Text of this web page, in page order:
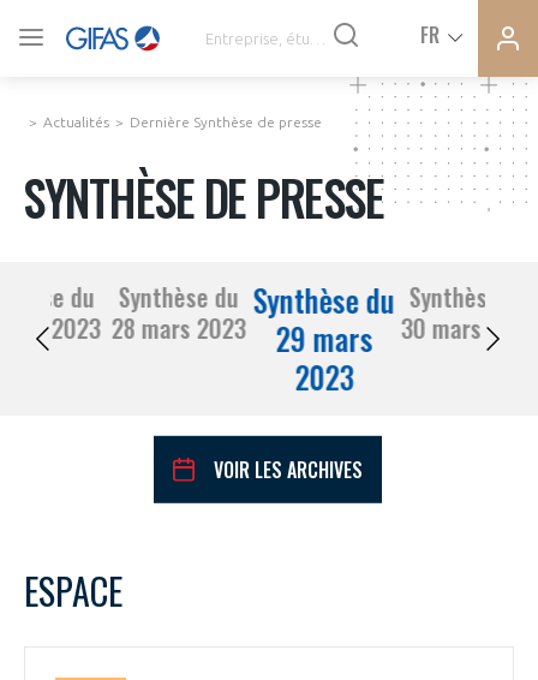
FR
SYNTHÈSE DE PRESSE
COMMUNIQUÉS DE PRESSE
PRÉSENTATION
Actualités Dernière Synthèse de presse
SYNTHÈSE DE PRESSE
du
27 mars 2023
Synthèse du
28 mars 2023
Synthèse du
29 mars
2023
Synthèse du
30 mars 2023
VOIR LES ARCHIVES
1 2 3 4
5
ESPACE
VOUS ÊTES ADHÉRENTS
PAS ENCORE ADHÉRENT ?
Rejoignez une filière d’excellence et développez
DEMANDE D’ADHÉSION
Avez-vous un statut de droit français ?